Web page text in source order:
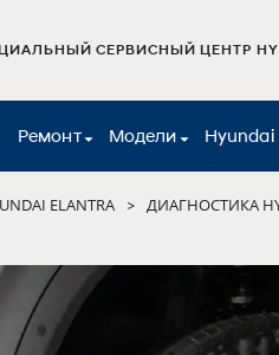
СЕРВИСНЫЙ ЦЕНТР
Ремонт Модели Hyundai
ELANTRA > ДИАГНОСТИКА